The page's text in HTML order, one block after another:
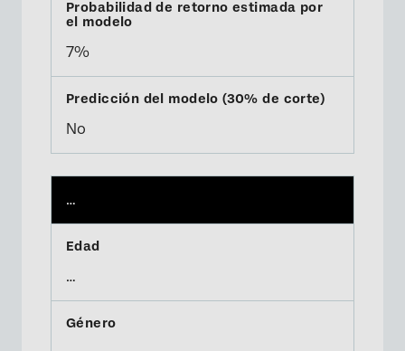
7%
No
…
…